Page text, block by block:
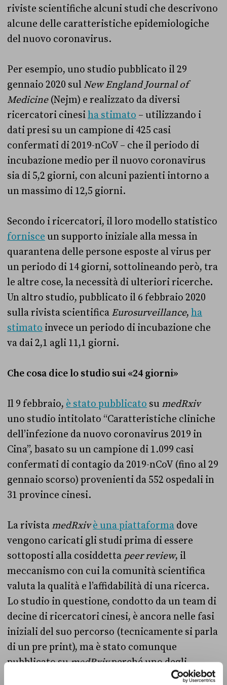
riviste scientifiche alcuni studi che descrivono
alcune delle caratteristiche epidemiologiche
del nuovo coronavirus.
Per esempio, uno studio pubblicato il 29
gennaio 2020 sul New England Journal of
Medicine(Nejm) e realizzato da diversi
ricercatori cinesiha stimato – utilizzando i
dati presi su un campione di 425 casi
confermati di 2019-nCoV – che il periodo di
incubazione medio per il nuovo coronavirus
sia di 5,2 giorni, con alcuni pazienti intorno a
un massimo di 12,5 giorni.
Secondo i ricercatori, il loro modello statistico
fornisce un supporto iniziale alla messa in
quarantena delle persone esposte al virus per
un periodo di 14 giorni, sottolineando però, tra
le altre cose, la necessità di ulteriori ricerche.
Un altro studio, pubblicato il 6 febbraio 2020
sulla rivista scientifica Eurosurveillance, ha
stimato invece un periodo di incubazione che
va dai 2,1 agli 11,1 giorni.
Che cosa dice lo studio sui «24 giorni»
Il 9 febbraio, è stato pubblicato su medRxiv
uno studio intitolato “Caratteristiche cliniche
dell’infezione da nuovo coronavirus 2019 in
Cina”, basato su un campione di 1.099 casi
confermati di contagio da 2019-nCoV (fino al 29
gennaio scorso) provenienti da 552 ospedali in
31 province cinesi.
La rivista medRxiv è una piattaforma dove
vengono caricati gli studi prima di essere
sottoposti alla cosiddetta peer review, il
meccanismo con cui la comunità scientifica
valuta la qualità e l’affidabilità di una ricerca.
Lo studio in questione, condotto da un team di
decine di ricercatori cinesi, è ancora nelle fasi
iniziali del suo percorso (tecnicamente si parla
di un pre print), ma è stato comunque
pubblicato sumedRxivperché uno degli
è proprio quellodi